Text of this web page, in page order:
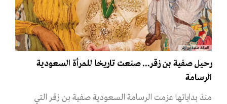
الفنانة صفية بن زقر
رحيل صفية بن زقر... صنعت تاريخا للمرأة السعودية
الرسامة
منذ بداياتها عزمت الرسامة السعودية صفية بن زقر التي